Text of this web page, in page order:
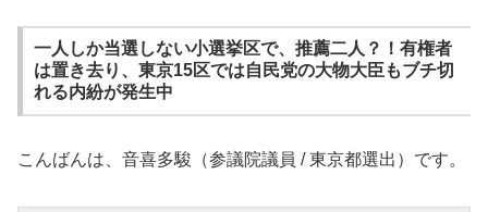
一人しか当選しない小選挙区で、推薦二人？！有権者
は置き去り、東京15区では自民党の大物大臣もブチ切
れる内紛が発生中
こんばんは、音喜多駿（参議院議員 / 東京都選出）です。